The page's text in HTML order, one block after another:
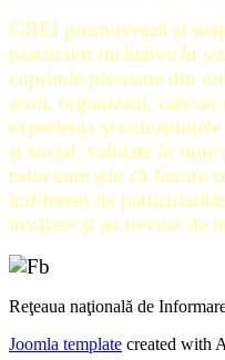
GREI promovează şi
practicilor incluzive în
cuprinde persoane din
școli, organizații, care au
experiența și
și social, validate în
celor care știu că fiecare
indiferent de
învățare și au nevoie de
Reţeaua naţională de
Joomla template created with